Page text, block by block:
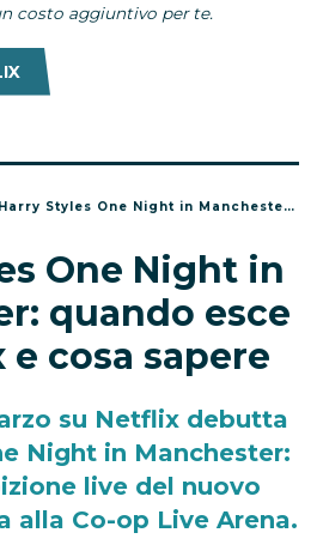
costo aggiuntivo per te.
Harry Styles One Night in Manchester: quando esce su Netflix e cosa sapere
One Night in
quando esce
cosa sapere
su Netflix debutta
Night in Manchester:
live del nuovo
alla Co-op Live Arena.